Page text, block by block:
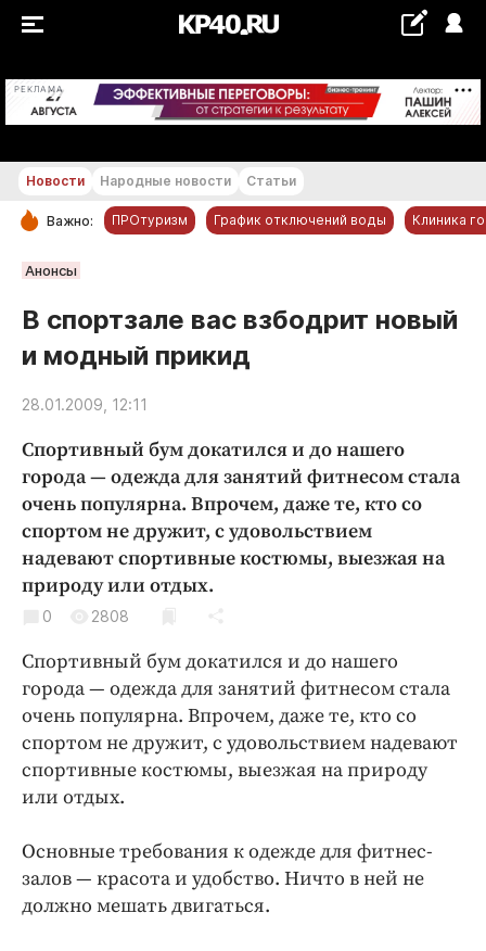
РЕКЛАМА +18...+19 °С
РУБРИКИ
Новости компаний
Статьи
Народные новости
Авто и транспорт
Благоустройство
Криминал
Культура
Недвижимость и ЖКХ
Образование
Погода
Праздники
Происшествия
Спорт
Экономика и бизнес
Блоги
Издания
Медиаперсона
Новости Народные новости Статьи
Важно: ПРОтуризм График отключений воды Клиника
Анонсы
В спортзале вас взбодрит новый
и модный прикид
28.01.2009, 12:11
Спортивный бум докатился и до нашего
города — одежда для занятий фитнесом стала
очень популярна. Впрочем, даже те, кто со
спортом не дружит, с удовольствием
надевают спортивные костюмы, выезжая на
природу или отдых.
0 2808
Спортивный бум докатился и до нашего
города — одежда для занятий фитнесом стала
очень популярна. Впрочем, даже те, кто со
спортом не дружит, с удовольствием надевают
спортивные костюмы, выезжая на природу
или отдых.
Основные требования к одежде для фитнес-
залов — красота и удобство. Ничто в ней не
должно мешать двигаться.